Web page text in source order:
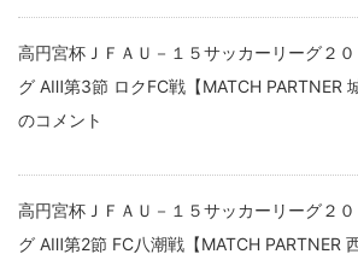
高円宮杯ＪＦＡＵ－１５サッカーリーグ２
グ AⅢ第3節 ロクFC戦【MATCH PARTNER
のコメント
高円宮杯ＪＦＡＵ－１５サッカーリーグ２
グ AⅢ第2節 FC八潮戦【MATCH PARTNER